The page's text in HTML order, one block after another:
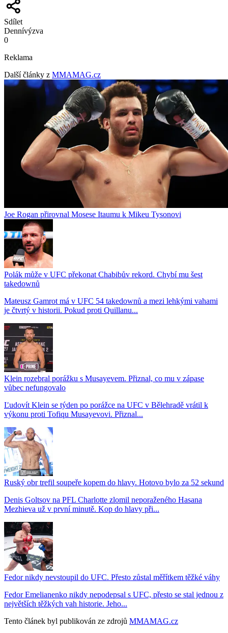
Sdílet
Dennívýzva
0
Reklama
Další články z MMAMAG.cz
Joe Rogan přirovnal Mosese Itaumu k Mikeu Tysonovi
Polák může v UFC překonat Chabibův rekord. Chybí mu šest
takedownů
Mateusz Gamrot má v UFC 54 takedownů a mezi lehkými vahami
je čtvrtý v historii. Pokud proti Quillanu...
Klein rozebral porážku s Musayevem. Přiznal, co mu v zápase
vůbec nefungovalo
Ľudovít Klein se týden po porážce na UFC v Bělehradě vrátil k
výkonu proti Tofiqu Musayevovi. Přiznal...
Ruský obr trefil soupeře kopem do hlavy. Hotovo bylo za 52 sekund
Denis Goltsov na PFL Charlotte zlomil neporaženého Hasana
Mezhieva už v první minutě. Kop do hlavy při...
Fedor nikdy nevstoupil do UFC. Přesto zůstal měřítkem těžké váhy
Fedor Emelianenko nikdy nepodepsal s UFC, přesto se stal jednou z
největších těžkých vah historie. Jeho...
Tento článek byl publikován ze zdrojů MMAMAG.cz